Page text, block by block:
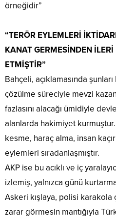
örneğidir”
“TERÖR EYLEMLERİ
KANAT GERMESİNDEN
ETMİŞTİR”
Bahçeli, açıklamasında
çözülme süreciyle mevzi
fazlasını alacağı ümidiyle
alanlarda hakimiyet
kesme, haraç alma, insan
eylemleri sıradanlaşmıştır.
AKP ise bu acıklı ve iç
izlemiş, yalnızca günü
Askeri kışlaya, polisi
zarar görmesin mantığıyla